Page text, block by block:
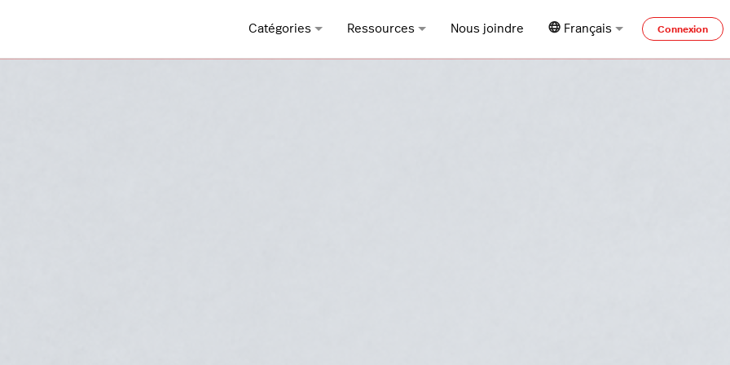
Catégories Ressources Nous joindre Français Connexion